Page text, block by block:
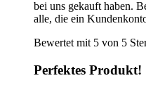
bei uns gekauft haben.
alle, die ein
Bewertet mit 5 von 5
Perfektes Produkt!